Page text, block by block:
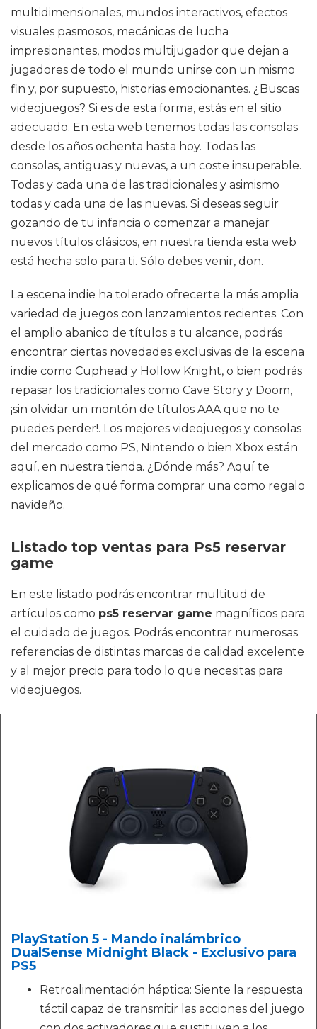
multidimensionales, mundos interactivos, efectos
visuales pasmosos, mecánicas de lucha
impresionantes, modos multijugador que dejan a
jugadores de todo el mundo unirse con un mismo
fin y, por supuesto, historias emocionantes. ¿Buscas
videojuegos? Si es de esta forma, estás en el sitio
adecuado. En esta web tenemos todas las consolas
desde los años ochenta hasta hoy. Todas las
consolas, antiguas y nuevas, a un coste insuperable.
Todas y cada una de las tradicionales y asimismo
todas y cada una de las nuevas. Si deseas seguir
gozando de tu infancia o comenzar a manejar
nuevos títulos clásicos, en nuestra tienda esta web
está hecha solo para ti. Sólo debes venir, don.
La escena indie ha tolerado ofrecerte la más amplia
variedad de juegos con lanzamientos recientes. Con
el amplio abanico de títulos a tu alcance, podrás
encontrar ciertas novedades exclusivas de la escena
indie como Cuphead y Hollow Knight, o bien podrás
repasar los tradicionales como Cave Story y Doom,
¡sin olvidar un montón de títulos AAA que no te
puedes perder!. Los mejores videojuegos y consolas
del mercado como PS, Nintendo o bien Xbox están
aquí, en nuestra tienda. ¿Dónde más? Aquí te
explicamos de qué forma comprar una como regalo
navideño.
Listado top ventas para Ps5 reservar
game
En este listado podrás encontrar multitud de
artículos como ps5 reservar game magníficos para
el cuidado de juegos. Podrás encontrar numerosas
referencias de distintas marcas de calidad excelente
y al mejor precio para todo lo que necesitas para
videojuegos.
PlayStation 5 - Mando inalámbrico
DualSense Midnight Black - Exclusivo para
PS5
Retroalimentación háptica: Siente la respuesta
táctil capaz de transmitir las acciones del juego